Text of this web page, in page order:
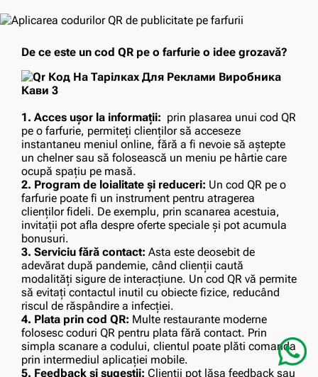
De ce este un cod QR pe o farfurie o idee grozavă?
1. Acces ușor la informații: prin plasarea unui cod QR
pe o farfurie, permiteți clienților să acceseze
instantaneu meniul online, fără a fi nevoie să aștepte
un chelner sau să folosească un meniu pe hârtie care
ocupă spațiu pe masă.
2. Program de loialitate și reduceri: Un cod QR pe o
farfurie poate fi un instrument pentru atragerea
clienților fideli. De exemplu, prin scanarea acestuia,
invitații pot afla despre oferte speciale și pot acumula
bonusuri.
3. Serviciu fără contact: Asta este deosebit de
adevărat după pandemie, când clienții caută
modalități sigure de interacțiune. Un cod QR vă permite
să evitați contactul inutil cu obiecte fizice, reducând
riscul de răspândire a infecției.
4. Plata prin cod QR: Multe restaurante moderne
folosesc coduri QR pentru plata fără contact. Prin
simpla scanare a codului, clientul poate plăti comanda
prin intermediul aplicației mobile.
5. Feedback și sugestii: Clienții pot lăsa feedback sau